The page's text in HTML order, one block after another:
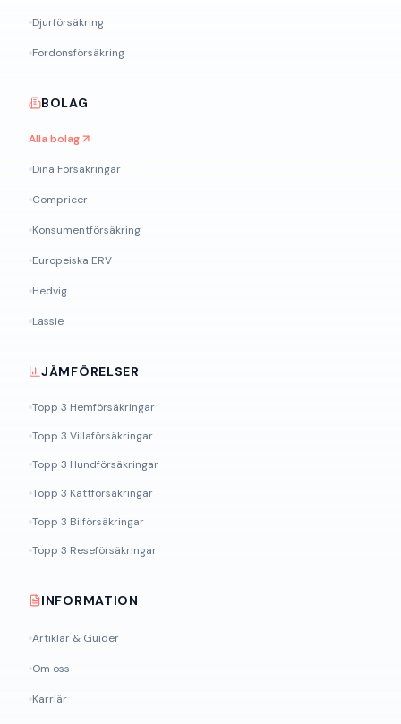
Djurförsäkring
Fordonsförsäkring
BOLAG
Alla bolag
Dina Försäkringar
Compricer
Konsumentförsäkring
Europeiska ERV
Hedvig
Lassie
JÄMFÖRELSER
Topp 3 Hemförsäkringar
Topp 3 Villaförsäkringar
Topp 3 Hundförsäkringar
Topp 3 Kattförsäkringar
Topp 3 Bilförsäkringar
Topp 3 Reseförsäkringar
INFORMATION
Artiklar & Guider
Om oss
Karriär